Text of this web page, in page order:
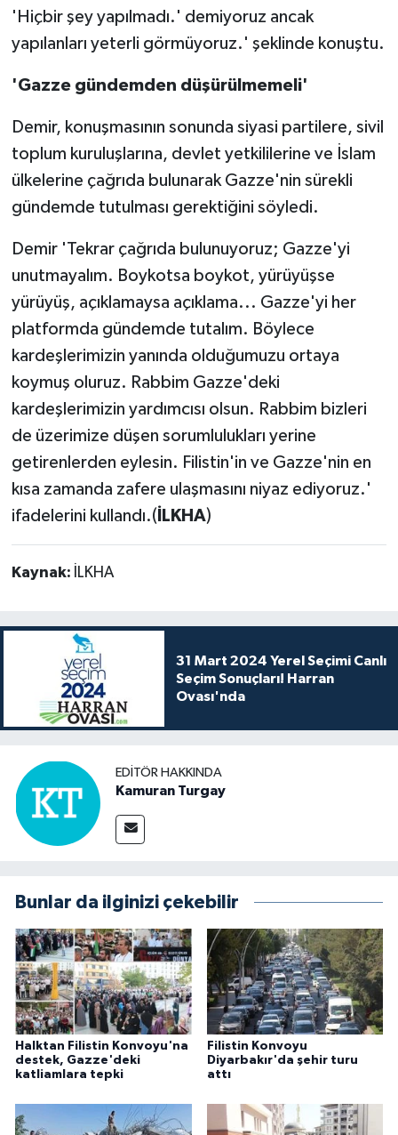
'Hiçbir şey yapılmadı.' demiyoruz ancak
yapılanları yeterli görmüyoruz.' şeklinde konuştu.
'Gazze gündemden düşürülmemeli'
Demir, konuşmasının sonunda siyasi partilere, sivil
toplum kuruluşlarına, devlet yetkililerine ve İslam
ülkelerine çağrıda bulunarak Gazze'nin sürekli
gündemde tutulması gerektiğini söyledi.
Demir 'Tekrar çağrıda bulunuyoruz; Gazze'yi
unutmayalım. Boykotsa boykot, yürüyüşse
yürüyüş, açıklamaysa açıklama... Gazze'yi her
platformda gündemde tutalım. Böylece
kardeşlerimizin yanında olduğumuzu ortaya
koymuş oluruz. Rabbim Gazze'deki
kardeşlerimizin yardımcısı olsun. Rabbim bizleri
de üzerimize düşen sorumlulukları yerine
getirenlerden eylesin. Filistin'in ve Gazze'nin en
kısa zamanda zafere ulaşmasını niyaz ediyoruz.'
ifadelerini kullandı.( İLKHA)
Kaynak: İLKHA
31 Mart 2024 Yerel Seçimi Canlı
Seçim Sonuçları! Harran
Ovası'nda
EDITÖR HAKKINDA
Kamuran Turgay
Bunlar da ilginizi çekebilir
Halktan Filistin Konvoyu'na
destek, Gazze'deki
katliamlara tepki
Filistin Konvoyu
Diyarbakır'da şehir turu
attı